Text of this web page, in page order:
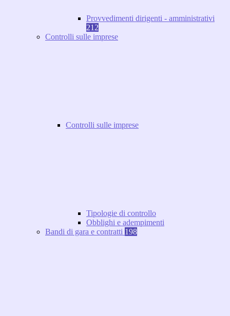
Provvedimenti dirigenti - amministrativi
212
Controlli sulle imprese
Controlli sulle imprese
Tipologie di controllo
Obblighi e adempimenti
Bandi di gara e contratti 198